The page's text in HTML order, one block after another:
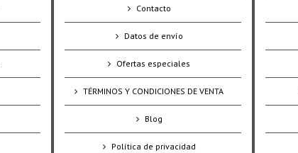
Contacto
Datos de envío
Ofertas especiales
TÉRMINOS Y CONDICIONES DE VENTA
Blog
Política de privacidad